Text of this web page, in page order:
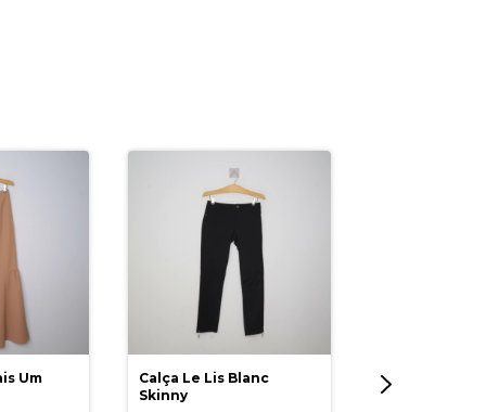
Um
Calça Le Lis Blanc
Skinny